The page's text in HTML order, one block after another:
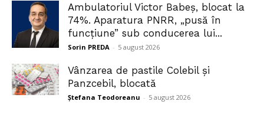
Ambulatoriul Victor Babeș, blocat la
74%. Aparatura PNRR, „pusă în
funcțiune” sub conducerea lui...
Sorin PREDA - 5 august 2026
Vânzarea de pastile Colebil și
Panzcebil, blocată
Ștefana Teodoreanu - 5 august 2026